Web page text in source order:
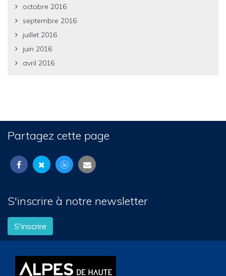
octobre 2016
septembre 2016
juillet 2016
juin 2016
avril 2016
Partagez cette page
S'inscrire à notre newsletter
S'inscrire